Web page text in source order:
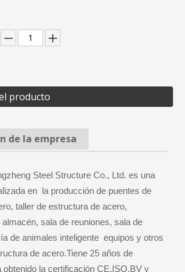
producto
de la empresa
Steel Structure Co., Ltd. es una
en la producción de puentes de
taller de estructura de acero,
sala de reuniones, sala de
de animales inteligente equipos y otros
de acero.Tiene 25 años de
la certificación CE.ISO.BV y